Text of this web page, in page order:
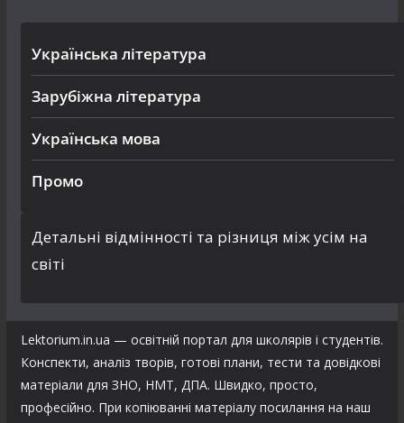
Українська література
Зарубіжна література
Українська мова
Промо
Детальні відмінності та різниця між усім на
світі
Lektorium.in.ua — освітній портал для школярів і студентів.
Конспекти, аналіз творів, готові плани, тести та довідкові
матеріали для ЗНО, НМТ, ДПА. Швидко, просто,
професійно. При копіюванні матеріалу посилання на наш